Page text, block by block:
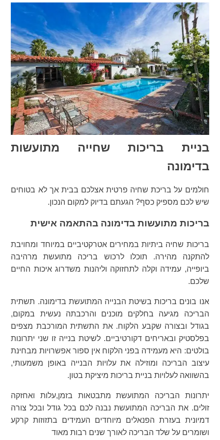
בניית בריכות שחייה מתועשות
בדימונה
חולמים על בריכת שחיה פרטית אצלכם בבית אך לא בטוחים
שיש לכם מספיק כסף? הגעתם בדיוק למקום הנכון.
בריכות מתועשות בדימונה בהתאמה אישית
בריכות שחיה ביתיות במחירים אטרקטיביים במיוחד ומחויבת
להתקנה מהירה. תוכלו לרכוש בריכה מתועשת מרהיבה
ביופייה, עמידה וקלה לתחזוקה וליהנות משדרוג איכות החיים
שלכם.
אנו בונים בריכות בשיטת הבנייה המתועשת בדימונה. תשתית
הבריכה מגיעה בחלקים מוכנים והרכבתה נעשית במקום,
בגודל ובצורה שקבע הלקוח. את התשתית המורכבת מצפים
בפלסטיק ובאריחים דקורטיביים. לשיטת בנייה זו שני יתרונות
בולטים: היא מעמידה בפני הלקוח אין ספור אפשרויות מבחינת
עיצוב הבריכה ומוזילה את עלויות הבנייה באופן משמעותי,
בהשוואה לעלויות בניית בריכות מיציקת בטון.
יתרונות הבריכה המתועשת מתבטאות בזמן,עלות ואחזקה
זולים. את הבריכה המתועשת נבנה לכם בכל גודל ובכל צורה
דמיונית בעזרת הפנאלים מיוחדים העמידים בתזוזות קרקע
ושומרים על שלד הבריכה לאורך שנים רבות מאוד